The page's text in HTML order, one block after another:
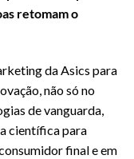
retomam o
da Asics para
não só no
de vanguarda,
científica para
final e em